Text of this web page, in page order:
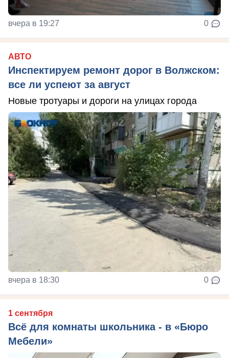
вчера в 19:27 0
АВТО
Инспектируем ремонт дорог в Волжском:
все ли успеют за август
Новые тротуары и дороги на улицах города
вчера в 18:30 0
1 сентября
Всё для комнаты школьника - в «Бюро
Мебели»